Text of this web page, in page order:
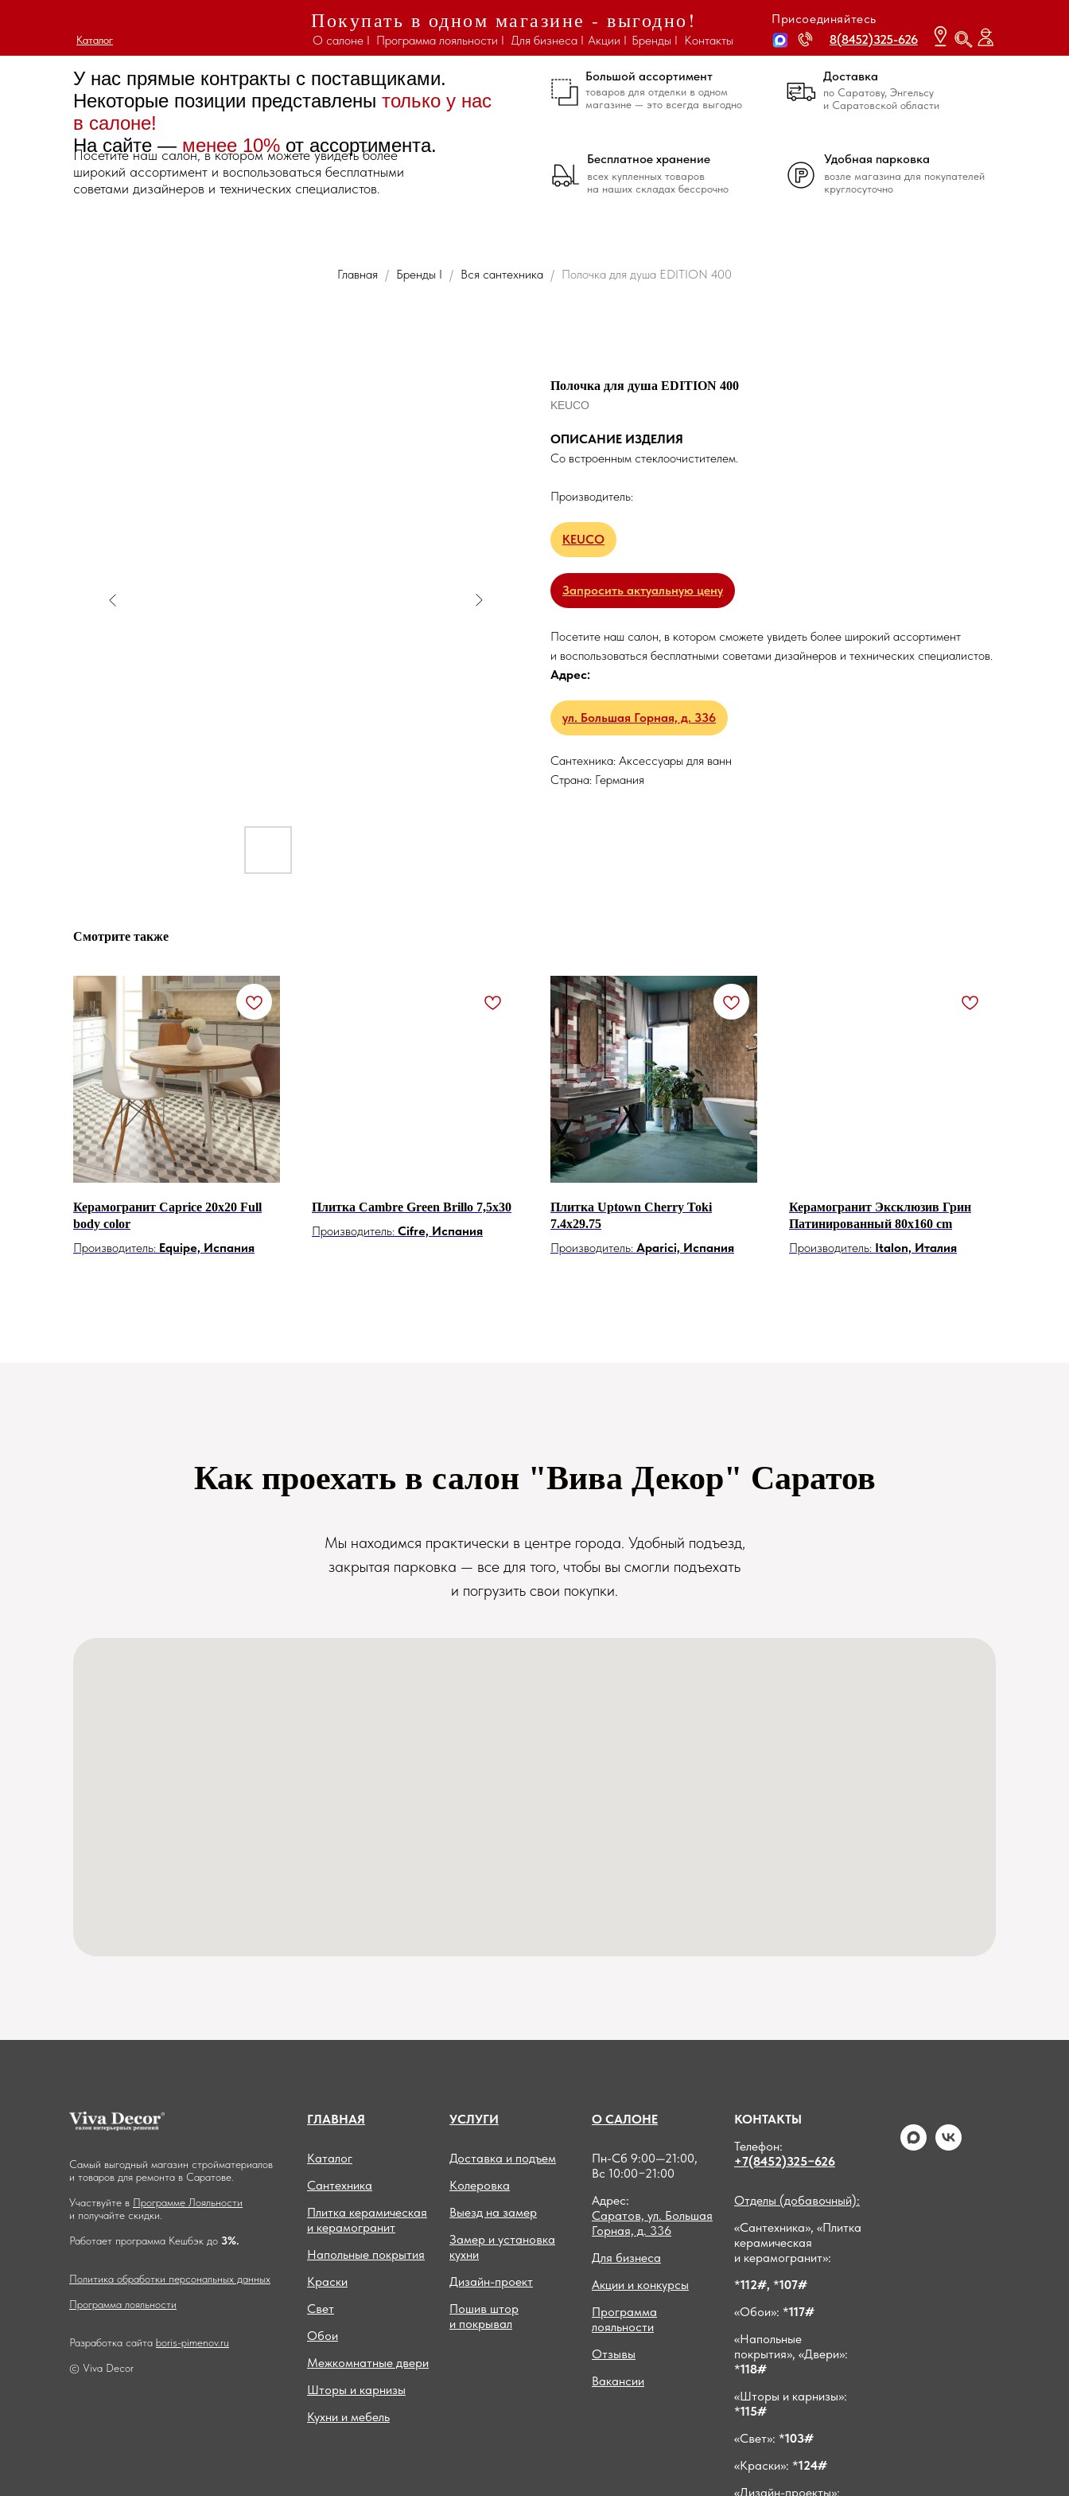
8(8452)325-626
8(8452)325-626
Покупать в одном магазине - выгодно!
Контакты
Бренды I
Акции I
Для бизнеса I
Присоединяйтесь
Каталог
Каталог Программа лояльности I
О салоне I
возле магазина для покупателей
круглосуточно
Удобная парковка
всех купленных товаров
на наших складах бессрочно
Бесплатное хранение
товаров для отделки в одном
магазине — это всегда выгодно
Большой ассортимент
по Саратову, Энгельсу
и Саратовской области
Доставка
У нас прямые контракты с поставщиками.
Некоторые позиции представлены только у нас
в салоне!
На сайте — менее 10% от ассортимента.
Посетите наш салон, в котором можете увидеть более
широкий ассортимент и воспользоваться бесплатными
советами дизайнеров и технических специалистов.
Главная Бренды I Вся сантехника Полочка для душа EDITION 400
Полочка для душа EDITION 400
KEUCO
ОПИСАНИЕ ИЗДЕЛИЯ
Со встроенным стеклоочистителем.
Производитель:
KEUCO
Запросить актуальную цену
Посетите наш салон, в котором сможете увидеть более широкий ассортимент
и воспользоваться бесплатными советами дизайнеров и технических специалистов.
Адрес:
ул. Большая Горная, д. 336
Сантехника: Аксессуары для ванн
Страна: Германия
Смотрите также
Керамогранит Caprice 20x20 Full
body color
Производитель: Equipe, Испания
Плитка Cambre Green Brillo 7,5x30
Производитель: Cifre, Испания
Плитка Uptown Cherry Toki
7.4x29.75
Производитель: Aparici, Испания
Керамогранит Эксклюзив Грин
Патинированный 80x160 cm
Производитель: Italon, Италия
Как проехать в салон "Вива Декор" Саратов
Мы находимся практически в центре города. Удобный подъезд,
закрытая парковка — все для того, чтобы вы смогли подъехать
и погрузить свои покупки.
Самый выгодный магазин стройматериалов
и товаров для ремонта в Саратове.
Участвуйте в Программе Лояльности
и получайте скидки.
Работает программа Кешбэк до 3%.
Политика обработки персональных данных
Программа лояльности
Разработка сайта boris-pimenov.ru
© Viva Decor
ГЛАВНАЯ
Каталог
Сантехника
Плитка керамическая
и керамогранит
Напольные покрытия
Краски
Свет
Обои
Межкомнатные двери
Шторы и карнизы
Кухни и мебель
УСЛУГИ
Доставка и подъем
Колеровка
Выезд на замер
Замер и установка
кухни
Дизайн-проект
Пошив штор
и покрывал
О САЛОНЕ
Пн-Сб 9:00—21:00,
Вс 10:00−21:00
Адрес:
Саратов, ул. Большая
Горная, д. 336
Для бизнеса
Акции и конкурсы
Программа
лояльности
Отзывы
Вакансии
КОНТАКТЫ
Телефон:
+7(8452)325−626
Отделы (добавочный):
«Сантехника», «Плитка
керамическая
и керамогранит»:
*112#, *107#
«Обои»: *117#
«Напольные
покрытия», «Двери»:
*118#
«Шторы и карнизы»:
*115#
«Свет»: *103#
«Краски»: *124#
«Дизайн-проекты»: